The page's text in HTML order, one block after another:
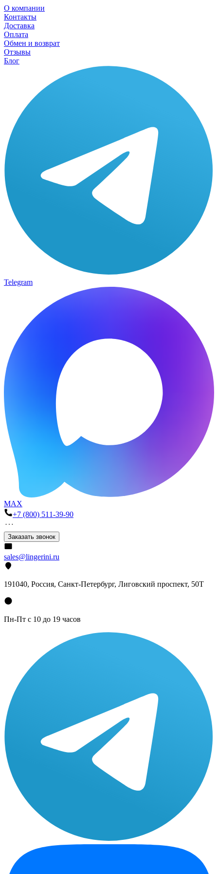
О компании
Контакты
Доставка
Оплата
Обмен и возврат
Отзывы
Блог
Telegram
MAX
+7 (800) 511-39-90
Заказать звонок
sales@lingerini.ru
191040, Россия, Санкт-Петербург, Лиговский проспект, 50Т
Пн-Пт с 10 до 19 часов